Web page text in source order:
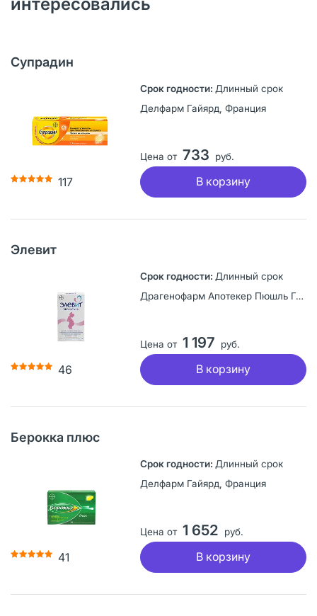
Супрадин
117
Длинный срок
Делфарм Гайярд, Франция
Цена от 733 руб.
В корзину
Элевит
46
Длинный срок
Драгенофарм Апотекер Пюшль ГмбХ, Германия
Цена от 1 197 руб.
В корзину
Берокка плюс
41
Длинный срок
Делфарм Гайярд, Франция
Цена от 1 652 руб.
В корзину